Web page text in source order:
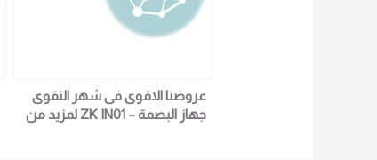
عروضنا الاقوى فى شهر التقوى
جهاز البصمة – ZK IN01 لمزيد من